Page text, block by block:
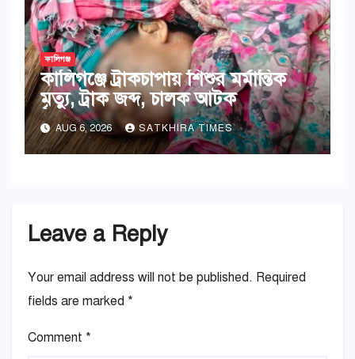
কালিগঞ্জ
কালিগঞ্জে ট্রাকচাপায় শিশুর মর্মান্তিক
মৃত্যু, ট্রাক জব্দ, চালক আটক
AUG 6, 2026 SATKHIRA TIMES
Leave a Reply
Your email address will not be published. Required
fields are marked *
Comment *